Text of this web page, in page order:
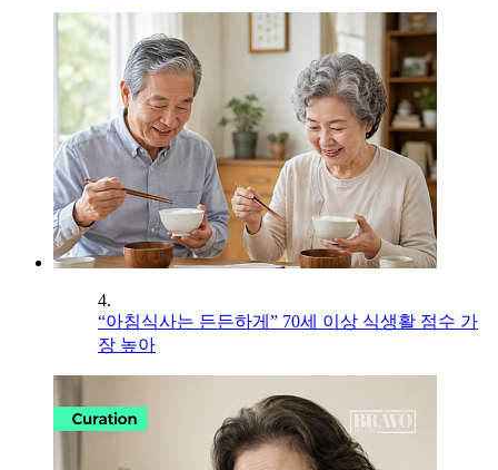
4.
“아침식사는 든든하게” 70세 이상 식생활 점수 가
장 높아